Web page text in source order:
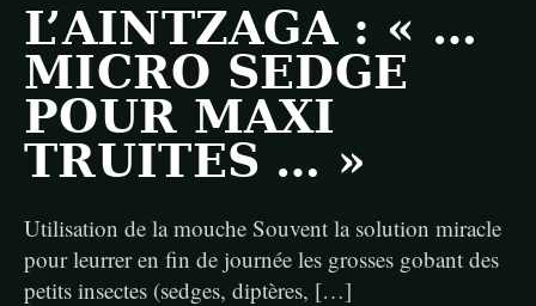
L’AINTZAGA : « …
MICRO SEDGE
POUR MAXI
TRUITES … »
Utilisation de la mouche Souvent la solution miracle
pour leurrer en fin de journée les grosses gobant des
petits insectes (sedges, diptères, […]